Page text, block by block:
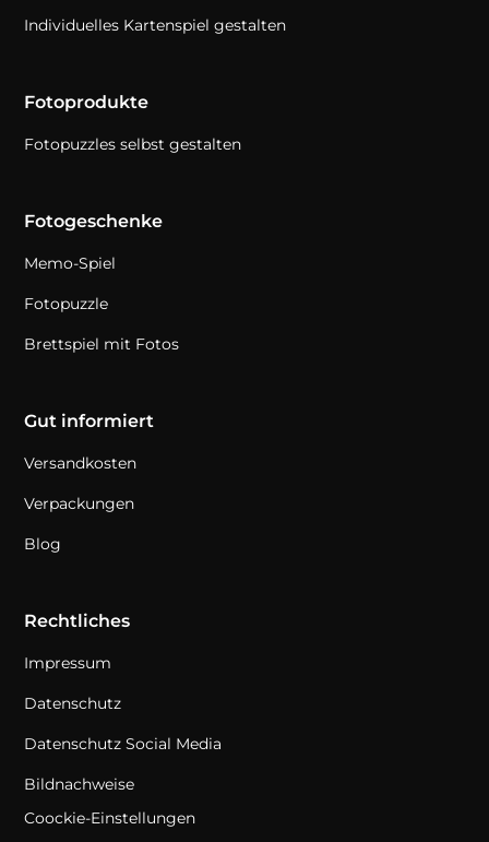
Individuelles Kartenspiel gestalten
Fotoprodukte
Fotopuzzles selbst gestalten
Fotogeschenke
Memo-Spiel
Fotopuzzle
Brettspiel mit Fotos
Gut informiert
Versandkosten
Verpackungen
Blog
Rechtliches
Impressum
Datenschutz
Datenschutz Social Media
Bildnachweise
Coockie-Einstellungen